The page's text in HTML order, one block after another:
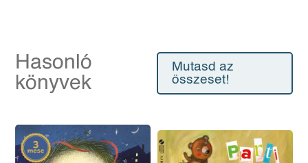
Hasonló
könyvek
Mutasd az
összeset!